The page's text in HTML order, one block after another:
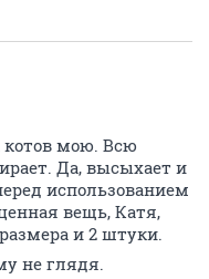
котов мою. Всю
Да, высыхает и
использованием
вещь, Катя,
и 2 штуки.
не глядя.